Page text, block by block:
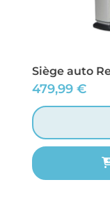
Siège auto
479,99 €